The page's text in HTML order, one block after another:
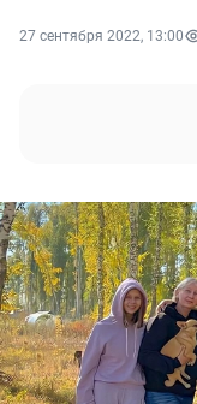
27 сентября 2022, 13:00